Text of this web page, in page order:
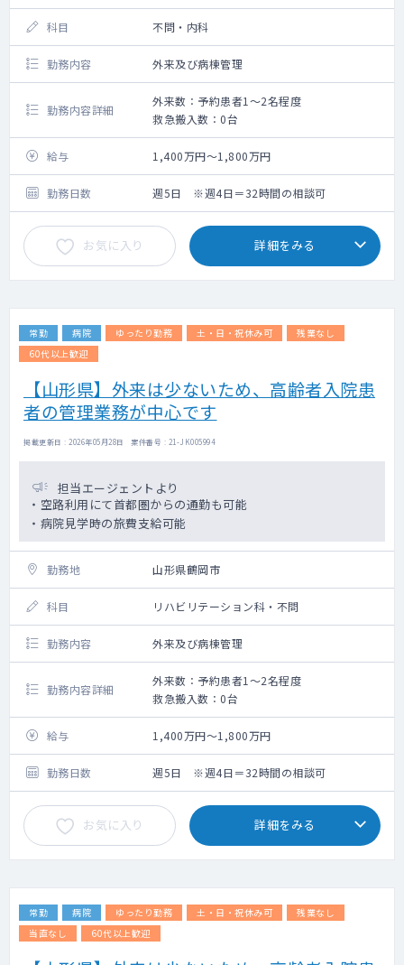
科目 不問・内科
勤務内容 外来及び病棟管理
勤務内容詳細
外来数：予約患者1～2名程度
救急搬入数：0台
給与 1,400万円～1,800万円
勤務日数 週5日 ※週4日＝32時間の相談可
お気に入り 詳細をみる
常勤 病院 ゆったり勤務 土・日・祝休み可
残業なし
60代以上歓迎
【山形県】外来は少ないため、高齢者入院患
者の管理業務が中心です
掲載更新日 : 2026年05月28日 案件番号 : 21-JK005994
担当エージェントより
・空路利用にて首都圏からの通勤も可能
・病院見学時の旅費支給可能
勤務地 山形県鶴岡市
科目 リハビリテーション科・不問
勤務内容 外来及び病棟管理
勤務内容詳細
外来数：予約患者1～2名程度
救急搬入数：0台
給与 1,400万円～1,800万円
勤務日数 週5日 ※週4日＝32時間の相談可
お気に入り 詳細をみる
常勤 病院 ゆったり勤務 土・日・祝休み可
残業なし
当直なし
60代以上歓迎